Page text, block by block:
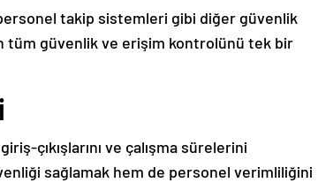
takip sistemleri gibi diğer güvenlik
tüm güvenlik ve erişim kontrolünü tek bir
çıkışlarını ve çalışma sürelerini
sağlamak hem de personel verimliliğini